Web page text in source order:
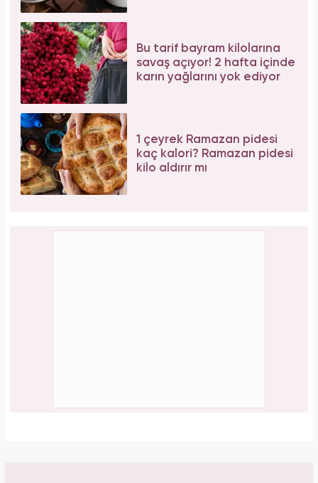
Bu tarif bayram kilolarına
savaş açıyor! 2 hafta içinde
karın yağlarını yok ediyor
1 çeyrek Ramazan pidesi
kaç kalori? Ramazan pidesi
kilo aldırır mı